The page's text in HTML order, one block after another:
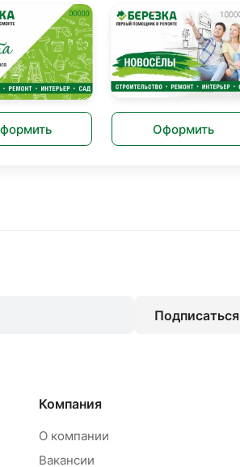
Оформить
Подписаться
Компания
О компании
Вакансии